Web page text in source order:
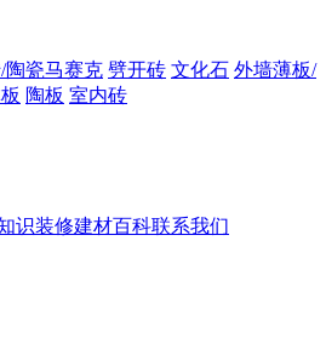
陶瓷马赛克 劈开砖 文化石 外墙薄板/
陶板 室内砖
识装修建材百科联系我们